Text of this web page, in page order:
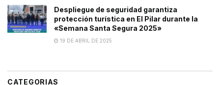
Despliegue de seguridad garantiza
protección turística en El Pilar durante la
«Semana Santa Segura 2025»
19 DE ABRIL DE 2025
CATEGORIAS